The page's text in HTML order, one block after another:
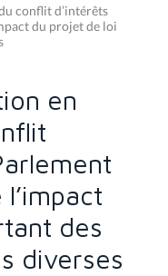
conflit d’intérêts
du projet de loi
en
des
diverses